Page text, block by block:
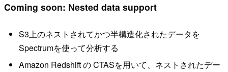
Coming soon: Nested data support
S3上のネストされてかつ半構造化されたデータを
Spectrumを使って分析する
Amazon Redshift の CTASを用いて、ネストされたデー